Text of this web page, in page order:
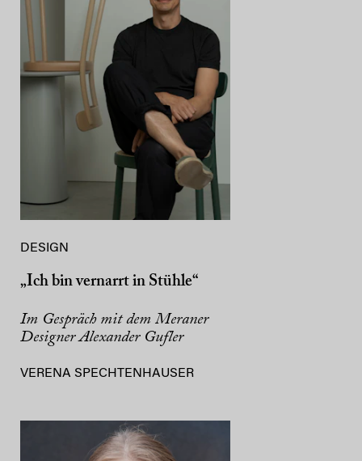
DESIGN
„Ich bin vernarrt in Stühle“
Im Gespräch mit dem Meraner
Designer Alexander Gufler
VERENA SPECHTENHAUSER